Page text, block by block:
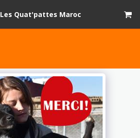
Les Quat'pattes Maroc